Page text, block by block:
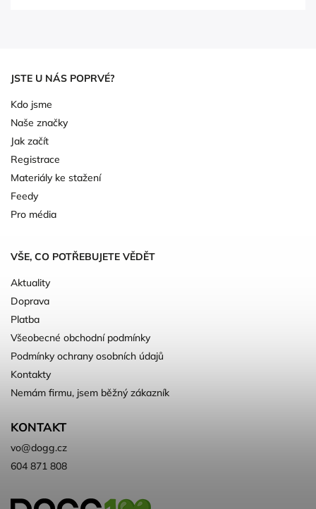
JSTE U NÁS POPRVÉ?
Kdo jsme
Naše značky
Jak začít
Registrace
Materiály ke stažení
Feedy
Pro média
VŠE, CO POTŘEBUJETE VĚDĚT
Aktuality
Doprava
Platba
Všeobecné obchodní podmínky
Podmínky ochrany osobních údajů
Kontakty
Nemám firmu, jsem běžný zákazník
KONTAKT
vo@dogg.cz
604 871 808